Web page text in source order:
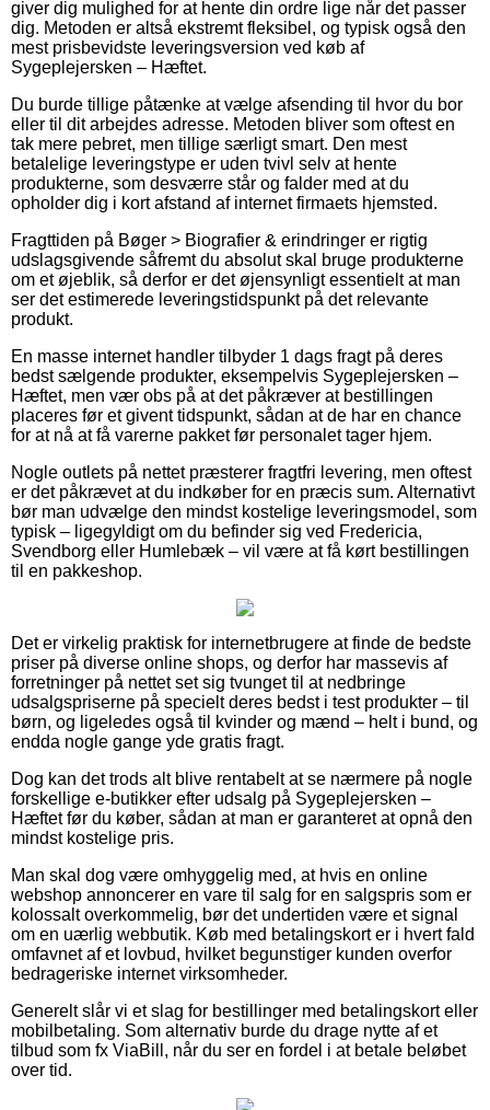
giver dig mulighed for at hente din ordre lige når det passer
dig. Metoden er altså ekstremt fleksibel, og typisk også den
mest prisbevidste leveringsversion ved køb af
Sygeplejersken – Hæftet.
Du burde tillige påtænke at vælge afsending til hvor du bor
eller til dit arbejdes adresse. Metoden bliver som oftest en
tak mere pebret, men tillige særligt smart. Den mest
betalelige leveringstype er uden tvivl selv at hente
produkterne, som desværre står og falder med at du
opholder dig i kort afstand af internet firmaets hjemsted.
Fragttiden på Bøger > Biografier & erindringer er rigtig
udslagsgivende såfremt du absolut skal bruge produkterne
om et øjeblik, så derfor er det øjensynligt essentielt at man
ser det estimerede leveringstidspunkt på det relevante
produkt.
En masse internet handler tilbyder 1 dags fragt på deres
bedst sælgende produkter, eksempelvis Sygeplejersken –
Hæftet, men vær obs på at det påkræver at bestillingen
placeres før et givent tidspunkt, sådan at de har en chance
for at nå at få varerne pakket før personalet tager hjem.
Nogle outlets på nettet præsterer fragtfri levering, men oftest
er det påkrævet at du indkøber for en præcis sum. Alternativt
bør man udvælge den mindst kostelige leveringsmodel, som
typisk – ligegyldigt om du befinder sig ved Fredericia,
Svendborg eller Humlebæk – vil være at få kørt bestillingen
til en pakkeshop.
Det er virkelig praktisk for internetbrugere at finde de bedste
priser på diverse online shops, og derfor har massevis af
forretninger på nettet set sig tvunget til at nedbringe
udsalgspriserne på specielt deres bedst i test produkter – til
børn, og ligeledes også til kvinder og mænd – helt i bund, og
endda nogle gange yde gratis fragt.
Dog kan det trods alt blive rentabelt at se nærmere på nogle
forskellige e-butikker efter udsalg på Sygeplejersken –
Hæftet før du køber, sådan at man er garanteret at opnå den
mindst kostelige pris.
Man skal dog være omhyggelig med, at hvis en online
webshop annoncerer en vare til salg for en salgspris som er
kolossalt overkommelig, bør det undertiden være et signal
om en uærlig webbutik. Køb med betalingskort er i hvert fald
omfavnet af et lovbud, hvilket begunstiger kunden overfor
bedrageriske internet virksomheder.
Generelt slår vi et slag for bestillinger med betalingskort eller
mobilbetaling. Som alternativ burde du drage nytte af et
tilbud som fx ViaBill, når du ser en fordel i at betale beløbet
over tid.